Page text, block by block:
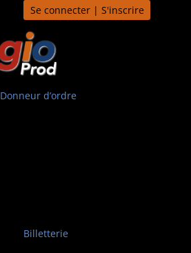
Se connecter | S'inscrire
Donneur d’ordre
Billetterie